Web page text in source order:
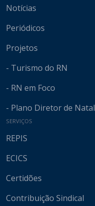
Notícias
Periódicos
Projetos
- Turismo do RN
- RN em Foco
- Plano Diretor de Natal
SERVIÇOS
REPIS
ECICS
Certidões
Contribuição Sindical